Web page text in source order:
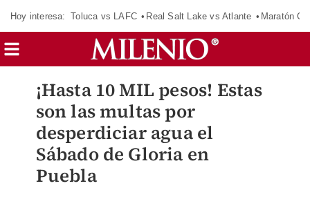
Hoy interesa: Toluca vs LAFC Real Salt Lake vs Atlante Maratón
¡Hasta 10 MIL pesos! Estas
son las multas por
desperdiciar agua el
Sábado de Gloria en
Puebla